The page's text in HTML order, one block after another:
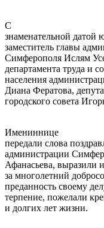
С
знаменательной датой
заместитель главы
Симферополя Ислям
департамента труда и
населения
Диана Фератова,
городского совета
Имениннице
передали слова
администрации
Афанасьева, выразили
за многолетний
преданность своему
терпение, пожелали
и долгих лет жизни.